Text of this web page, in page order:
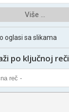
Više ...
oglasi sa slikama
po ključnoj reči